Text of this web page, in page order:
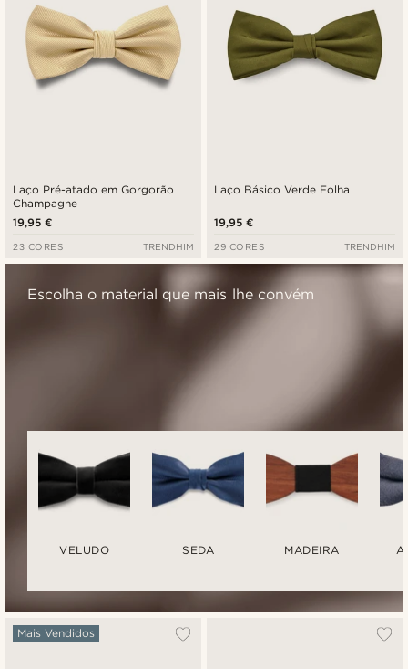
Laço Pré-atado em Gorgorão
Champagne
19,95 €
23 CORES TRENDHIM
Laço Básico Verde Folha
19,95 €
29 CORES TRENDHIM
Mais Vendidos
Escolha o material que mais lhe convém
VELUDO SEDA MADEIRA